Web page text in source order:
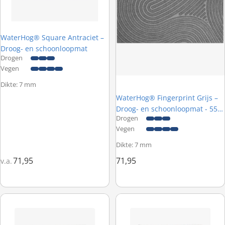
WaterHog® Square Antraciet –
Droog- en schoonloopmat
Drogen
Vegen
Dikte: 7 mm
v.a.71,95
WaterHog® Fingerprint Grijs –
Droog- en schoonloopmat - 55 x
85 cm
Drogen
Vegen
Dikte: 7 mm
71,95
ColorStar Botanical Pine Green – Wasbare droogloopmat
ColorStar Leopard Natural –